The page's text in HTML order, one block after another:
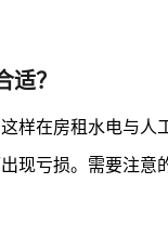
？
样在房租水电与人
现亏损。需要注意